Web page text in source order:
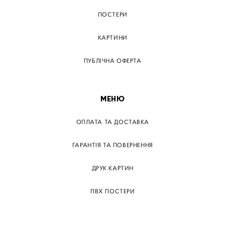
ПОСТЕРИ
КАРТИНИ
ПУБЛІЧНА ОФЕРТА
МЕНЮ
ОПЛАТА ТА ДОСТАВКА
ГАРАНТІЯ ТА ПОВЕРНЕННЯ
ДРУК КАРТИН
ПВХ ПОСТЕРИ